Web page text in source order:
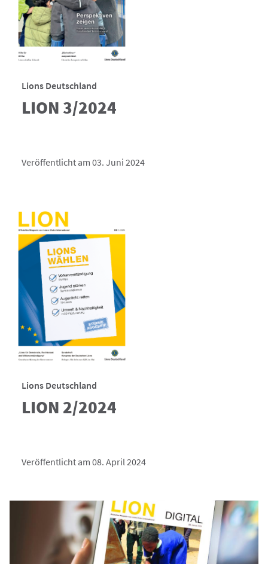
Lions Deutschland
LION 3/2024
Veröffentlicht am 03. Juni 2024
Lions Deutschland
LION 2/2024
Veröffentlicht am 08. April 2024